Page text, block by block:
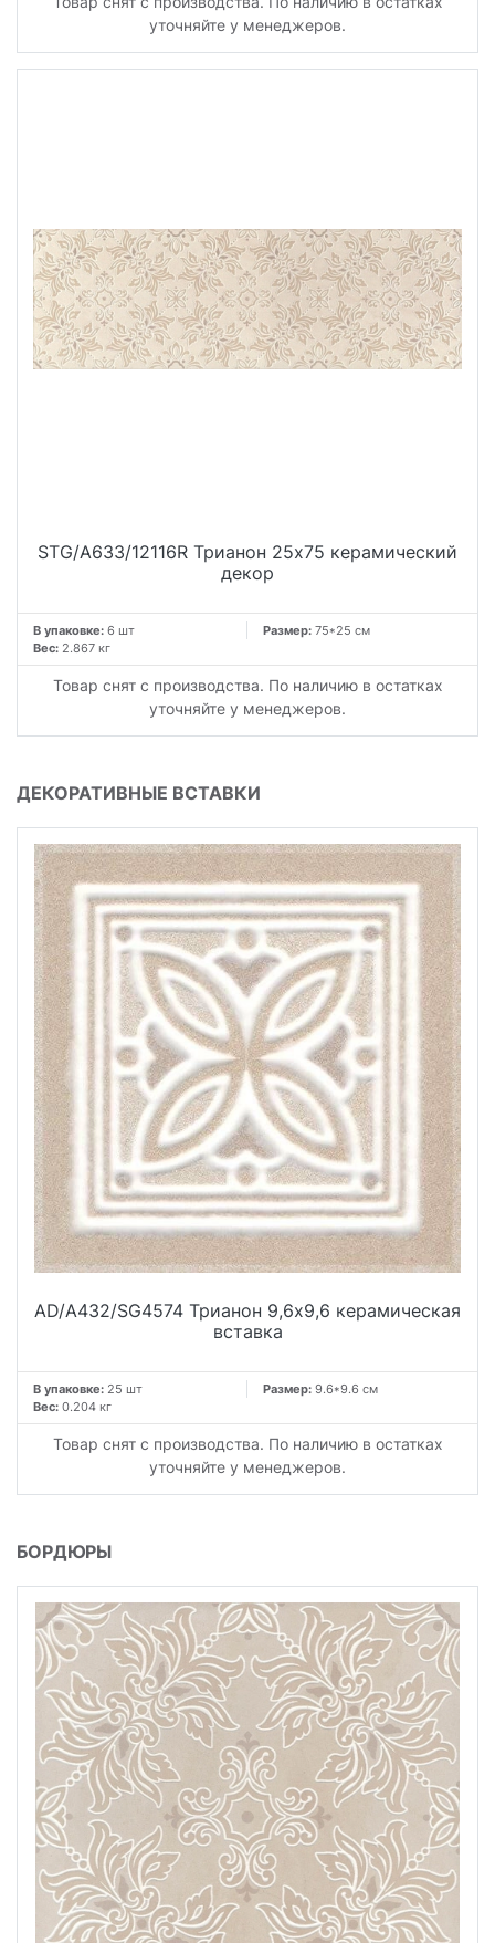
уточняйте у менеджеров.
STG/A633/12116R Трианон 25x75 керамический
декор
В упаковке: 6 шт Размер: 75*25 см
Вес: 2.867 кг
Товар снят с производства. По наличию в остатках
уточняйте у менеджеров.
ДЕКОРАТИВНЫЕ ВСТАВКИ
AD/A432/SG4574 Трианон 9,6x9,6 керамическая
вставка
В упаковке: 25 шт Размер: 9.6*9.6 см
Вес: 0.204 кг
Товар снят с производства. По наличию в остатках
уточняйте у менеджеров.
БОРДЮРЫ